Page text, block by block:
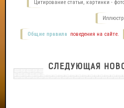
Цитирование статьи, картинки -
Общие правила поведения на сайте.
СЛЕДУЮЩАЯ